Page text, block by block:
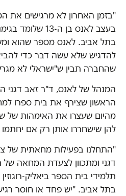
"בזמן האחרון לא מרגישים את
בעצב לאנס בן ה-
בתל אביב. לאנס מספר שהוא
להדגיש שלא עשה דבר כדי
שהחברה תבין ש"ישראלי לא
המנהל של לאנס, ד"ר זאב דגני
הראשון שצירף את בית ספרו
מהיום שעצרו את האימהות של
להן שישחררו אותן רק אם
"התחלנו בפעילות מחאתית של
דגני ומתכוון לצעדת המחאה של
תלמידי בית הספר ביאליק-
בתל אביב. "יש פחד או חוסר